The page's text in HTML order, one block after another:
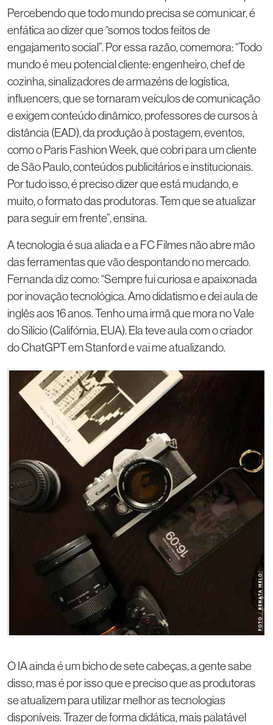
Percebendo que todo mundo precisa se comunicar, é
enfática ao dizer que “somos todos feitos de
engajamento social”. Por essa razão, comemora: “Todo
mundo é meu potencial cliente: engenheiro, chef de
cozinha, sinalizadores de armazéns de logística,
influencers, que se tornaram veículos de comunicação
e exigem conteúdo dinâmico, professores de cursos à
distância (EAD), da produção à postagem, eventos,
como o Paris Fashion Week, que cobri para um cliente
de São Paulo, conteúdos publicitários e institucionais.
Por tudo isso, é preciso dizer que está mudando, e
muito, o formato das produtoras. Tem que se atualizar
para seguir em frente”, ensina.
A tecnologia é sua aliada e a FC Filmes não abre mão
das ferramentas que vão despontando no mercado.
Fernanda diz como: “Sempre fui curiosa e apaixonada
por inovação tecnológica. Amo didatismo e dei aula de
inglês aos 16 anos. Tenho uma irmã que mora no Vale
do Silício (Califórnia, EUA). Ela teve aula com o criador
do ChatGPT em Stanford e vai me atualizando.
O IA ainda é um bicho de sete cabeças, a gente sabe
disso, mas é por isso que e preciso que as produtoras
se atualizem para utilizar melhor as tecnologias
disponíveis. Trazer de forma didática, mais palatável